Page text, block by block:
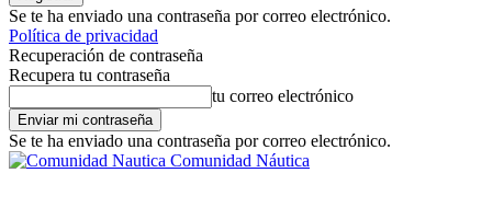
Se te ha enviado una contraseña por correo electrónico.
Política de privacidad
Recuperación de contraseña
Recupera tu contraseña
tu correo electrónico
Se te ha enviado una contraseña por correo electrónico.
Comunidad Náutica